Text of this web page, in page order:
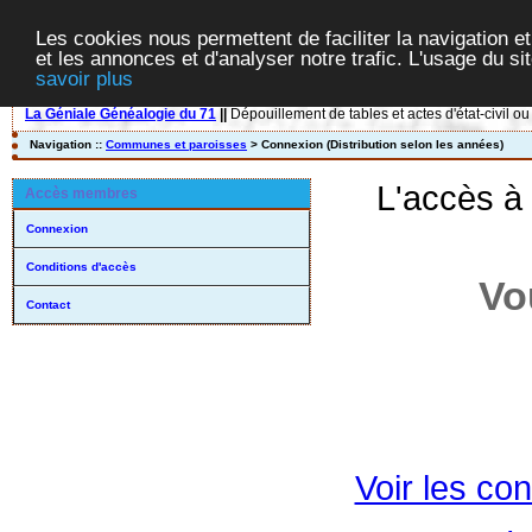
Les cookies nous permettent de faciliter la navigation
et les annonces et d'analyser notre trafic. L'usage du
savoir plus
La Géniale Généalogie du 71 Dépouillement de tables et actes d'état-civil
Navigation :: Communes et paroisses > Connexion (Distribution selon les années)
Accès membres
Connexion
Conditions d'accès
Contact
L'accès
Voir les